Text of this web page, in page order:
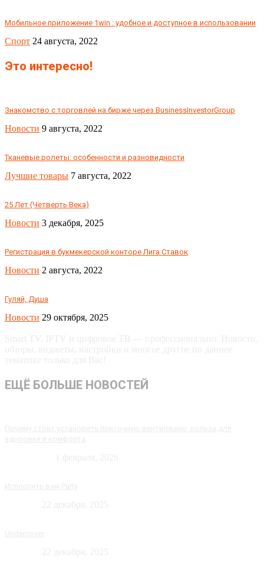
Мобильное приложение 1win : удобное и доступное в использовании
Спорт 24 августа, 2022
Это интересно!
Знакомство с торговлей на бирже через BusinessInvestorGroup
Новости 9 августа, 2022
Тканевые ролеты: особенности и разновидности
Лучшие товары 7 августа, 2022
25 Лет (Четверть Века)
Новости 3 декабря, 2025
Регистрация в букмекерской конторе Лига Ставок
Новости 2 августа, 2022
Гуляй, Душа
Новости 29 октября, 2025
ЕЩЁ БОЛЬШЕ НОВОСТЕЙ